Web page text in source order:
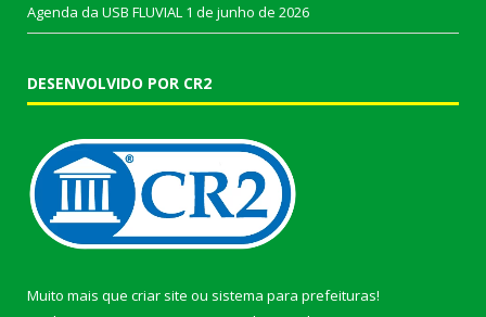
Agenda da USB FLUVIAL 1 de junho de 2026
DESENVOLVIDO POR CR2
Muito mais que criar site ou sistema para prefeituras!